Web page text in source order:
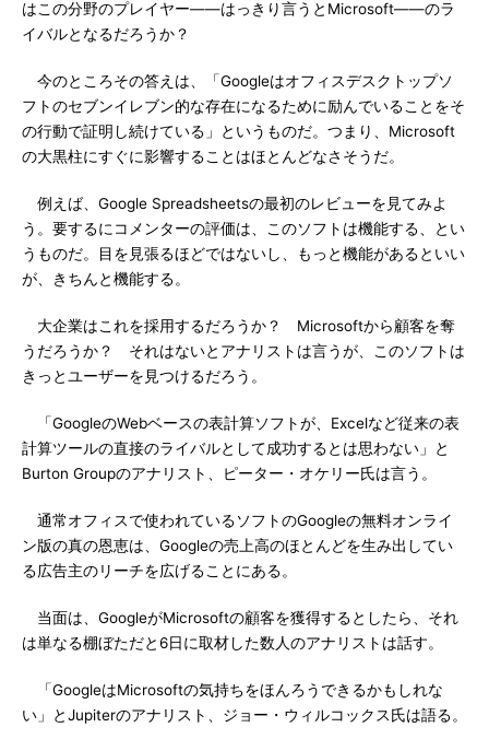
はこの分野のプレイヤー――はっきり言うとMicrosoft――のラ
イバルとなるだろうか？
今のところその答えは、「Googleはオフィスデスクトップソ
フトのセブンイレブン的な存在になるために励んでいることをそ
の行動で証明し続けている」というものだ。つまり、Microsoft
の大黒柱にすぐに影響することはほとんどなさそうだ。
例えば、Google Spreadsheetsの最初のレビューを見てみよ
う。要するにコメンターの評価は、このソフトは機能する、とい
うものだ。目を見張るほどではないし、もっと機能があるといい
が、きちんと機能する。
大企業はこれを採用するだろうか？ Microsoftから顧客を奪
うだろうか？ それはないとアナリストは言うが、このソフトは
きっとユーザーを見つけるだろう。
「GoogleのWebベースの表計算ソフトが、Excelなど従来の表
計算ツールの直接のライバルとして成功するとは思わない」と
Burton Groupのアナリスト、ピーター・オケリー氏は言う。
通常オフィスで使われているソフトのGoogleの無料オンライ
ン版の真の恩恵は、Googleの売上高のほとんどを生み出してい
る広告主のリーチを広げることにある。
当面は、GoogleがMicrosoftの顧客を獲得するとしたら、それ
は単なる棚ぼただと6日に取材した数人のアナリストは話す。
「GoogleはMicrosoftの気持ちをほんろうできるかもしれな
い」とJupiterのアナリスト、ジョー・ウィルコックス氏は語る。